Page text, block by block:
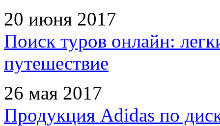
20 июня 2017
Поиск туров онлайн:
путешествие
26 мая 2017
Продукция Adidas по